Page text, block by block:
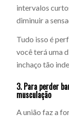
intervalos
diminuir a
Tudo isso é
você terá uma
inchaço tão
3. Para perder
musculação
A união faz a